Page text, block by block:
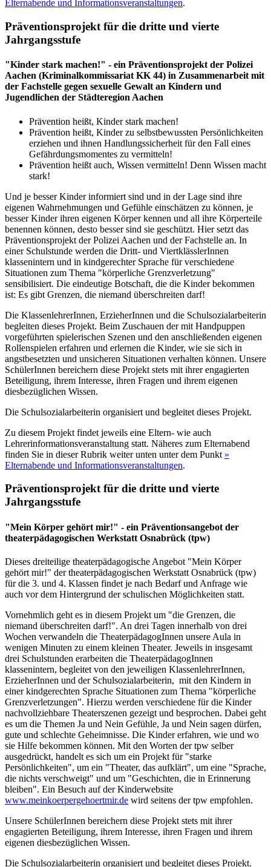
Elternabende und Informationsveranstaltungen.
Präventionsprojekt für die dritte und vierte
Jahrgangsstufe
"Kinder stark machen!" - ein Präventionsprojekt der Polizei
Aachen (Kriminalkommissariat KK 44) in Zusammenarbeit mit
der Fachstelle gegen sexuelle Gewalt an Kindern und
Jugendlichen der Städteregion Aachen
Prävention heißt, Kinder stark machen!
Prävention heißt, Kinder zu selbstbewussten Persönlichkeiten
erziehen und ihnen Handlungssicherheit für den Fall eines
Gefährdungsmomentes zu vermitteln!
Prävention heißt auch, Wissen vermitteln! Denn Wissen macht
stark!
Und je besser Kinder informiert sind und in der Lage sind ihre
eigenen Wahrnehmungen und Gefühle einschätzen zu können, je
besser Kinder ihren eigenen Körper kennen und all ihre Körperteile
benennen können, desto besser sind sie geschützt. Hier setzt das
Präventionsprojekt der Polizei Aachen und der Fachstelle an. In
einer Schulstunde werden die Dritt- und ViertklässlerInnen
klassenintern und in kindgerechter Sprache für verschiedene
Situationen zum Thema "körperliche Grenzverletzung"
sensibilisiert. Die eindeutige Botschaft, die die Kinder bekommen
ist: Es gibt Grenzen, die niemand überschreiten darf!
Die KlassenlehrerInnen, ErzieherInnen und die Schulsozialarbeiterin
begleiten dieses Projekt. Beim Zuschauen der mit Handpuppen
vorgeführten spielerischen Szenen und den anschließenden eigenen
Rollenspielen erfahren und erlernen die Kinder, wie sie sich in
angstbesetzten und unsicheren Situationen verhalten können. Unsere
SchülerInnen bereichern diese Projekt stets mit ihrer engagierten
Beteiligung, ihrem Interesse, ihren Fragen und ihrem eigenen
diesbezüglichen Wissen.
Die Schulsozialarbeiterin organisiert und begleitet dieses Projekt.
Zu diesem Projekt findet jeweils eine Eltern- wie auch
Lehrerinformationsveranstaltung statt. Näheres zum Elternabend
finden Sie in dieser Rubrik weiter unten unter dem Punkt »
Elternabende und Informationsveranstaltungen.
Präventionsprojekt für die dritte und vierte
Jahrgangsstufe
"Mein Körper gehört mir!" - ein Präventionsangebot der
theaterpädagogischen Werkstatt Osnabrück (tpw)
Dieses dreiteilige theaterpädagogische Angebot "Mein Körper
gehört mir!" der theaterpädagogischen Werkstatt Osnabrück (tpw)
für die 3. und 4. Klassen findet je nach Bedarf und Anfrage wie
auch vor dem Hintergrund der schulischen Möglichkeiten statt.
Vornehmlich geht es in diesem Projekt um "die Grenzen, die
niemand überschreiten darf!". An drei Tagen innerhalb von drei
Wochen verwandeln die TheaterpädagogInnen unsere Aula in
wenigen Minuten zu einem kleinen Theater. Jeweils in insgesamt
drei Schulstunden erarbeiten die TheaterpädagogInnen
klassenintern, begleitet von den jeweiligen KlassenlehrerInnen,
ErzieherInnen und der Schulsozialarbeiterin, mit den Kindern in
einer kindgerechten Sprache Situationen zum Thema "körperliche
Grenzverletzungen". Hierzu werden verschiedene für die Kinder
nachvollziehbare Theaterszenen gezeigt und besprochen. Dabei geht
es um die Themen Ja und Nein Gefühle, Ja und Nein sagen dürfen,
gute und schlechte Geheimnisse. Die Kinder erfahren, wie und wo
sie Hilfe bekommen können. Mit den Worten der tpw selber
ausgedrückt, handelt es sich um ein Projekt für "starke
Persönlichkeiten", um ein "Theater, das aufklärt", um eine "Sprache,
die nichts verschweigt" und um "Geschichten, die in Erinnerung
bleiben". Ein Besuch auf der Kinderwebsite
www.meinkoerpergehoertmir.de wird seitens der tpw empfohlen.
Unsere SchülerInnen bereichern diese Projekt stets mit ihrer
engagierten Beteiligung, ihrem Interesse, ihren Fragen und ihrem
eigenen diesbezüglichen Wissen.
Die Schulsozialarbeiterin organisiert und begleitet dieses Projekt.